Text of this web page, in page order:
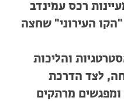
רכס עמינדב
"הקו העירוני" שחצה
והליכות
לצד הדרכת
מרתקים